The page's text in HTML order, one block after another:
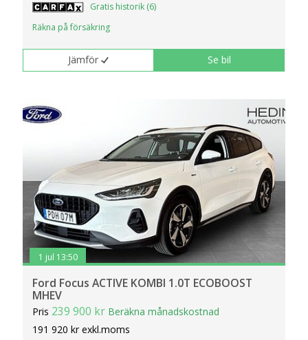
Gratis historik (6)
Räkna på försäkring
Jämför Se bil
1 jul 13:50
Ford Focus ACTIVE KOMBI 1.0T ECOBOOST
MHEV
Pris 239 900 kr Beräkna månadskostnad
191 920 kr exkl.moms